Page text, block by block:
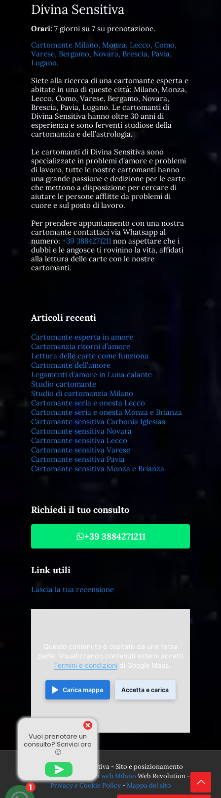
Divina Sensitiva
Orari: 7 giorni su 7 su prenotazione.
Cartomante Milano, Monza, Lecco, Como,
Varese, Bergamo, Novara, Brescia, Pavia,
Lugano.
Siete alla ricerca di una cartomante esperta e
abitate in una di queste città: Milano, Monza,
Lecco, Como, Varese, Bergamo, Novara,
Brescia, Pavia, Lugano. Le cartomanti di
Divina Sensitiva hanno oltre 30 anni di
esperienza e sono ferventi studiose della
cartomanzia e dell’astrologia.
Le cartomanti di Divina Sensitiva sono
specializzate in problemi d'amore e problemi
di lavoro, tutte le nostre cartomanti hanno
una grande passione e dedizione per le carte
che mettono a disposizione per cercare di
aiutare le persone afflitte da problemi di
cuore e sul posto di lavoro.
Per prendere appuntamento con una nostra
cartomante contattaci via Whatsapp al
numero: +39 3884271211 non aspettare che i
dubbi e le angosce ti rovinino la vita, affidati
alla lettura delle carte con le nostre
cartomanti.
Articoli recenti
Cartomante esperta in amore
Cartomanzia ritorni d’amore
Lettura delle carte come funziona
Cartomante dell’amore
Legamenti d’amore in Luna calante
Studio cartomante
Studio di cartomanzia Milano
Cartomante seria e onesta Lecco
Cartomante seria e onesta Monza e Brianza
Cartomante sensitiva Carbonia Iglesias
Cartomante sensitiva Novara
Cartomante sensitiva Lecco
Cartomante sensitiva Varese
Cartomante sensitiva Pavia
Cartomante sensitiva Monza e Brianza
Richiedi il tuo consulto
+39 3884271211
Link utili
Lascia la tua recensione
Questo contenuto è ospitato da una terza
parte. Visualizzando contenuti esterni accetti
i Termini e condizioni di Google Maps.
Carica mappa Accetta e carica
© 2024 Divina Sensitiva - Sito e posizionamento
realizzato dall'
Agenzia web Milano Web Revolution -
Privacy e Cookie Policy-Mappa del sito
Vuoi prenotare un
consulto? Scrivici ora
🙂
1